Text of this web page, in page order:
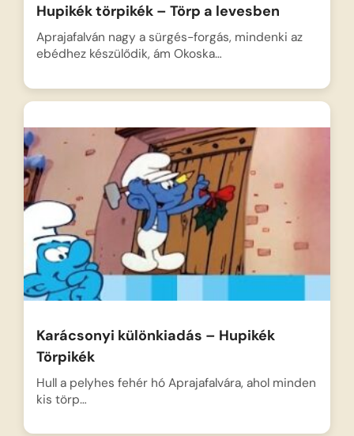
Hupikék törpikék – Törp a levesben
Aprajafalván nagy a sürgés-forgás, mindenki az
ebédhez készülődik, ám Okoska…
Karácsonyi különkiadás – Hupikék
Törpikék
Hull a pelyhes fehér hó Aprajafalvára, ahol minden
kis törp…